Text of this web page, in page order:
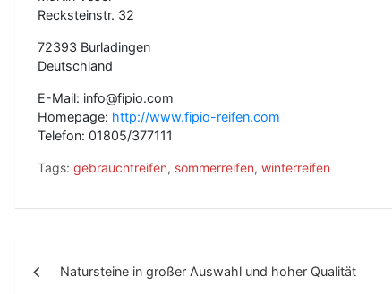
Recksteinstr. 32
72393 Burladingen
Deutschland
E-Mail: info@fipio.com
Homepage: http://www.fipio-reifen.com
Telefon: 01805/377111
Tags: gebrauchtreifen, sommerreifen, winterreifen
Natursteine in großer Auswahl und hoher Qualität